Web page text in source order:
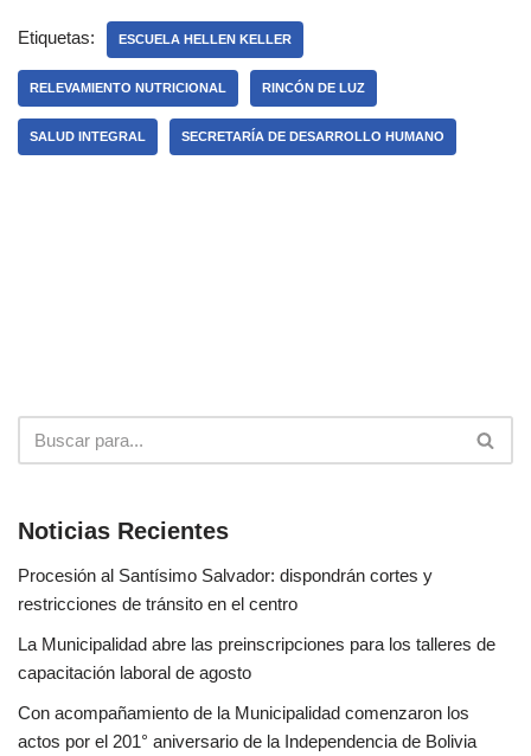
Etiquetas: ESCUELA HELLEN KELLER
RELEVAMIENTO NUTRICIONAL RINCÓN DE LUZ
SALUD INTEGRAL SECRETARÍA DE DESARROLLO HUMANO
Noticias Recientes
Procesión al Santísimo Salvador: dispondrán cortes y
restricciones de tránsito en el centro
La Municipalidad abre las preinscripciones para los talleres de
capacitación laboral de agosto
Con acompañamiento de la Municipalidad comenzaron los
actos por el 201° aniversario de la Independencia de Bolivia